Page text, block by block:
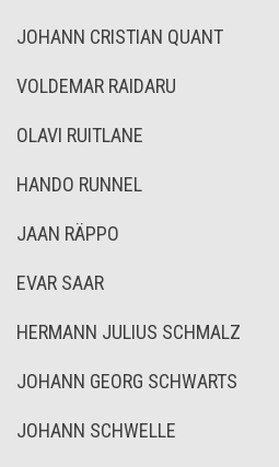
JOHANN CRISTIAN QUANT
VOLDEMAR RAIDARU
OLAVI RUITLANE
HANDO RUNNEL
JAAN RÄPPO
EVAR SAAR
HERMANN JULIUS SCHMALZ
JOHANN GEORG SCHWARTS
JOHANN SCHWELLE